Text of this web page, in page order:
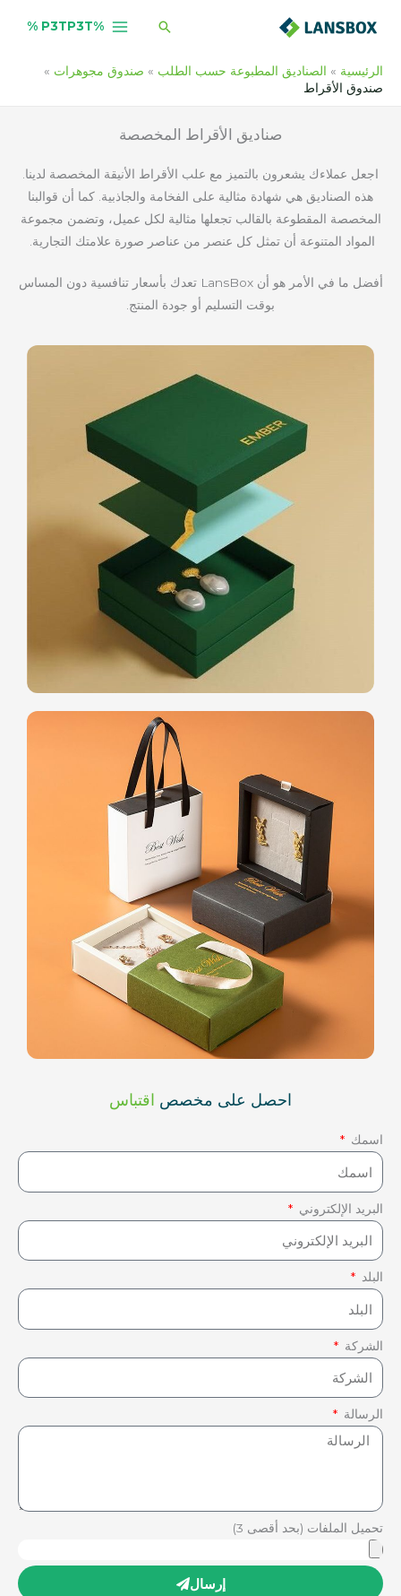
البحث %P3TP3T %
الرئيسية الصناديق المطبوعة حسب الطلب
صندوق مجوهرات
صندوق الأقراط
صناديق الأقراط المخصصة
اجعل عملاءك يشعرون بالتميز مع علب الأقراط الأنيقة المخصصة لدينا.
هذه الصناديق هي شهادة مثالية على الفخامة والجاذبية. كما أن قوالبنا
المخصصة المقطوعة بالقالب تجعلها مثالية لكل عميل، وتضمن مجموعة
المواد المتنوعة أن تمثل كل عنصر من عناصر صورة علامتك التجارية.
أفضل ما في الأمر هو أن LansBox تعدك بأسعار تنافسية دون المساس
بوقت التسليم أو جودة المنتج.
احصل على مخصص اقتباس
اسمك
البريد الإلكتروني
البلد
الشركة
الرسالة
تحميل الملفات (بحد أقصى 3)
إرسال